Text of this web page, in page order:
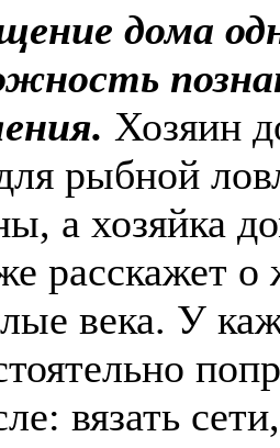
дома
Хозяин
рыбной
а хозяйка
расскажет
века. У
вязать